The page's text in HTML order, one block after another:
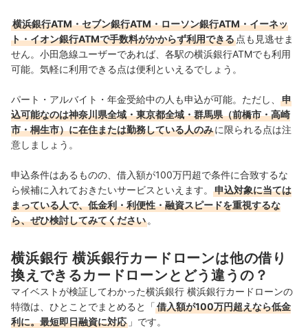
横浜銀行ATM・セブン銀行ATM・ローソン銀行ATM・イーネッ
ト・イオン銀行ATMで手数料がかからず利用できる 点も見逃せま
せん。小田急線ユーザーであれば、各駅の横浜銀行ATMでも利用
可能。気軽に利用できる点は便利といえるでしょう。
パート・アルバイト・年金受給中の人も申込が可能。ただし、
申
込可能なのは神奈川県全域・東京都全域・群馬県（前橋市・高崎
市・桐生市）に在住または勤務している人のみに限られる点は注
意しましょう。
申込条件はあるものの、借入額が100万円超で条件に合致するな
ら候補に入れておきたいサービスといえます。
申込対象に当ては
まっている人で、低金利・利便性・融資スピードを重視するな
ら、ぜひ検討してみてください 。
横浜銀行 横浜銀行カードローンは他の借り
換えできるカードローンとどう違うの？
マイベストが検証してわかった横浜銀行 横浜銀行カードローンの
特徴は、ひとことでまとめると「借入額が100万円超えなら低金
利に。最短即日融資に対応 」です。